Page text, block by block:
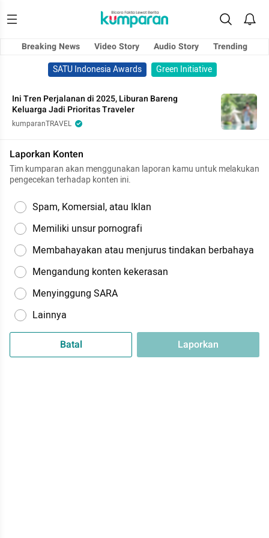
Breaking News Video Story Audio Story
Trending
SATU Indonesia Awards
Green Initiative
Ini Tren Perjalanan di 2025, Liburan Bareng
Keluarga Jadi Prioritas Traveler
kumparanTRAVEL
Laporkan Konten
Tim kumparan akan menggunakan laporan kamu untuk melakukan
pengecekan terhadap konten ini.
Spam, Komersial, atau Iklan
Memiliki unsur pornografi
Membahayakan atau menjurus tindakan berbahaya
Mengandung konten kekerasan
Menyinggung SARA
Lainnya
Batal Laporkan